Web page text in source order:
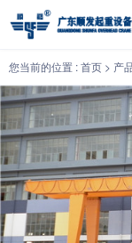
MHS型双梁门式起重机
您当前的位置 :首页 > 产